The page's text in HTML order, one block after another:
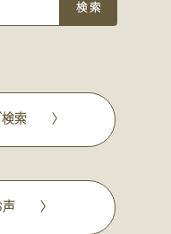
検索 〉
声 〉